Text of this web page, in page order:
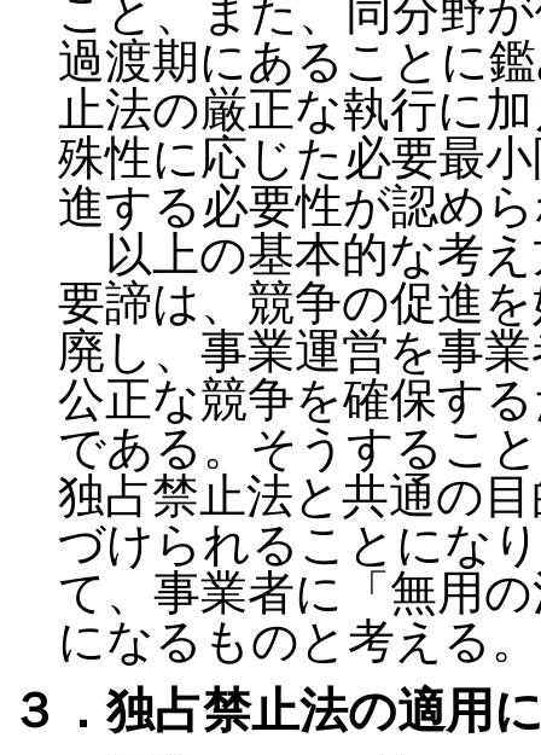
こと、また、同分野
過渡期にあることに
止法の厳正な執行に
殊性に応じた必要最
進する必要性が認め
以上の基本的な考え
要諦は、競争の促進
廃し、事業運営を事
公正な競争を確保す
である。そうするこ
独占禁止法と共通の
づけられることにな
て、事業者に「無用
になるものと考える。
３．独占禁止法の適用